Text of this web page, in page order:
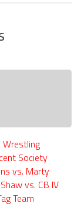
Wrestling
Society
vs. Marty
vs. CB IV
Team